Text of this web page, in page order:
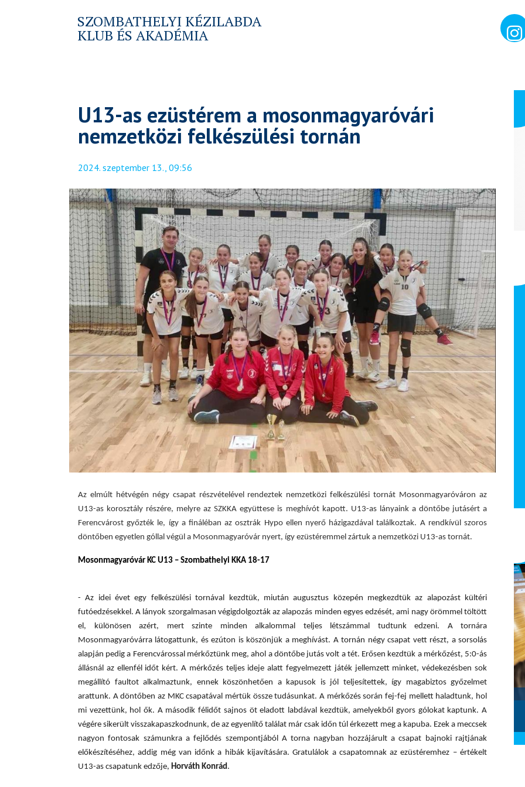
SZOMBATHELYI KÉZILABDA
KLUB ÉS AKADÉMIA
U13-as ezüstérem a mosonmagyaróvári
nemzetközi felkészülési tornán
2024. szeptember 13., 09:56
Az elmúlt hétvégén négy csapat részvételével rendeztek nemzetközi felkészülési tornát Mosonmagyaróváron az
U13-as korosztály részére, melyre az SZKKA együttese is meghívót kapott. U13-as lányaink a döntőbe jutásért a
Ferencvárost győzték le, így a fináléban az osztrák Hypo ellen nyerő házigazdával találkoztak. A rendkívül szoros
döntőben egyetlen góllal végül a Mosonmagyaróvár nyert, így ezüstéremmel zártuk a nemzetközi U13-as tornát.
Mosonmagyaróvár KC U13 – Szombathelyi KKA 18-17
- Az idei évet egy felkészülési tornával kezdtük, miután augusztus közepén megkezdtük az alapozást kültéri
futóedzésekkel. A lányok szorgalmasan végigdolgozták az alapozás minden egyes edzését, ami nagy örömmel töltött
el, különösen azért, mert szinte minden alkalommal teljes létszámmal tudtunk edzeni. A tornára
Mosonmagyaróvárra látogattunk, és ezúton is köszönjük a meghívást. A tornán négy csapat vett részt, a sorsolás
alapján pedig a Ferencvárossal mérkőztünk meg, ahol a döntőbe jutás volt a tét. Erősen kezdtük a mérkőzést, 5:0-ás
állásnál az ellenfél időt kért. A mérkőzés teljes ideje alatt fegyelmezett játék jellemzett minket, védekezésben sok
megállító faultot alkalmaztunk, ennek köszönhetően a kapusok is jól teljesítettek, így magabiztos győzelmet
arattunk. A döntőben az MKC csapatával mértük össze tudásunkat. A mérkőzés során fej-fej mellett haladtunk, hol
mi vezettünk, hol ők. A második félidőt sajnos öt eladott labdával kezdtük, amelyekből gyors gólokat kaptunk. A
végére sikerült visszakapaszkodnunk, de az egyenlítő találat már csak időn túl érkezett meg a kapuba. Ezek a meccsek
nagyon fontosak számunkra a fejlődés szempontjából A torna nagyban hozzájárult a csapat bajnoki rajtjának
előkészítéséhez,addig még van időnk a hibák kijavítására. Gratulálok a csapatomnak az ezüstéremhez –értékelt
U13-as csapatunk edzője, Horváth Konrád.
Bősze Olívia
Szombathelyi KKA - Alba Fehérvár
KC (2026.02.28.)
2026. március 01.